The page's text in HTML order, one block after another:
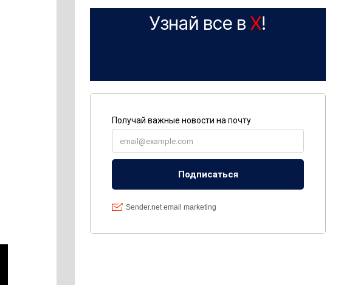
Узнай все в X!